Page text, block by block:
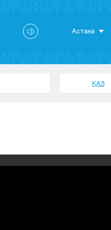
Астана
Актобе
Костанай
ҚАЗ